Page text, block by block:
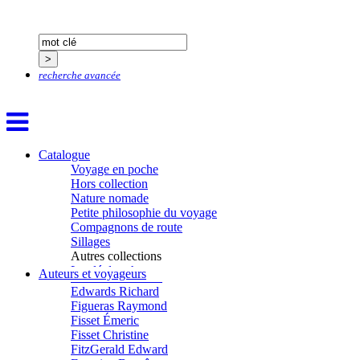
recherche avancée
Catalogue
Voyage en poche
Hors collection
Nature nomade
Petite philosophie du voyage
Compagnons de route
Sillages
Autres collections
La clé des champs
Chemins d’étoiles
Visions
Auteurs et voyageurs
Croiziers de Lacvivier Aurélie
Dash Naraa
Dectot de Christen Antoine
Delloye Mélanie
Descave Nicolas
Desprez Élise
Desprez Léopoldine
Devouassoux Philippe
Dubois-Tartacap Nicole
Ducret Nicolas
Dugast Stéphane
Dunbar Géraldine
Edwards Richard
Figueras Raymond
Fisset Émeric
Fisset Christine
FitzGerald Edward